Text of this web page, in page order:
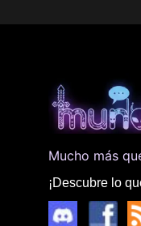
Mucho más
¡Descubre lo